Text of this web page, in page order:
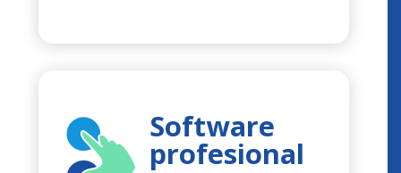
Software
profesional